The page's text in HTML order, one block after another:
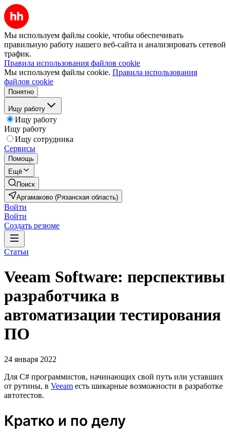
Мы используем файлы cookie, чтобы обеспечивать
правильную работу нашего веб-сайта и анализировать сетевой
трафик.
Правила использования файлов cookie
Мы используем файлы cookie. Правила использования
файлов cookie
Понятно
Ищу работу
Ищу работу
Ищу работу
Ищу сотрудника
Сервисы
Помощь
Ещё
Поиск
Аргамаково (Рязанская область)
Войти
Войти
Создать резюме
Статьи
Veeam Software: перспективы
разработчика в
автоматизации тестирования
ПО
24 января 2022
Для C# программистов, начинающих свой путь или уставших
от рутины, в Veeam есть шикарные возможности в разработке
автотестов.
Кратко и по делу